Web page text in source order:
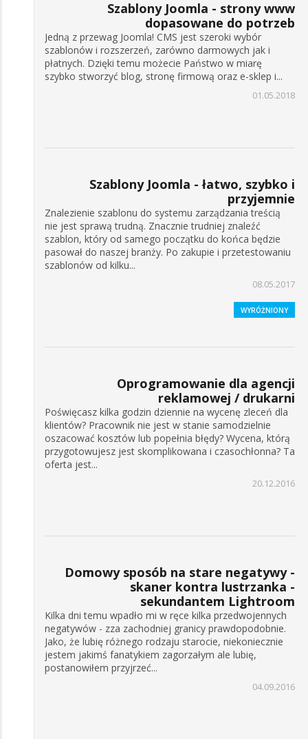
Szablony Joomla - strony www
dopasowane do potrzeb
Jedną z przewag Joomla! CMS jest szeroki wybór
szablonów i rozszerzeń, zarówno darmowych jak i
płatnych. Dzięki temu możecie Państwo w miarę
szybko stworzyć blog, stronę firmową oraz e-sklep i...
01.05.2018
Szablony Joomla - łatwo, szybko i
przyjemnie
Znalezienie szablonu do systemu zarządzania treścią
nie jest sprawą trudną. Znacznie trudniej znaleźć
szablon, który od samego początku do końca będzie
pasował do naszej branży. Po zakupie i przetestowaniu
szablonów od kilku...
08.05.2017
WYRÓŻNIONY
Oprogramowanie dla agencji
reklamowej / drukarni
Poświęcasz kilka godzin dziennie na wycenę zleceń dla
klientów? Pracownik nie jest w stanie samodzielnie
oszacować kosztów lub popełnia błędy? Wycena, którą
przygotowujesz jest skomplikowana i czasochłonna? Ta
oferta jest...
20.12.2016
Domowy sposób na stare negatywy -
skaner kontra lustrzanka -
sekundantem Lightroom
Kilka dni temu wpadło mi w ręce kilka przedwojennych
negatywów - zza zachodniej granicy prawdopodobnie.
Jako, że lubię różnego rodzaju starocie, niekoniecznie
jestem jakimś fanatykiem zagorzałym ale lubię,
postanowiłem przyjrzeć...
04.09.2016